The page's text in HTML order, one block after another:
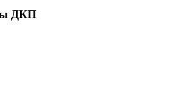
ДКП